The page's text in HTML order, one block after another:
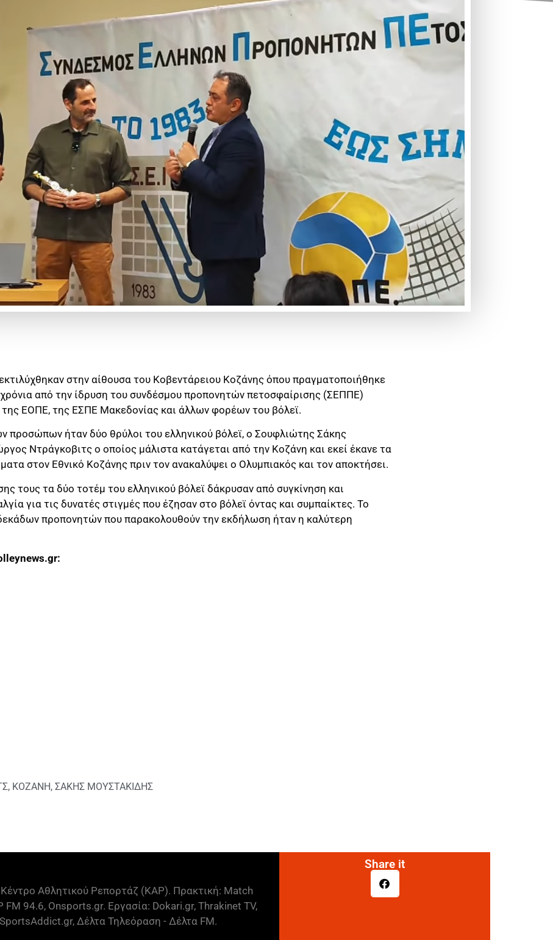
στην αίθουσα του Κοβεντάρειου Κοζάνης όπου πραγματοποιήθηκε
από την ίδρυση του συνδέσμου προπονητών πετοσφαίρισης (ΣΕΠΠΕ)
της ΕΟΠΕ, της ΕΣΠΕ Μακεδονίας και άλλων φορέων του βόλεϊ.
προσώπων ήταν δύο θρύλοι του ελληνικού βόλεϊ, ο Σουφλιώτης Σάκης
Ντράγκοβιτς ο οποίος μάλιστα κατάγεται από την Κοζάνη και εκεί έκανε τα
στον Εθνικό Κοζάνης πριν τον ανακαλύψει ο Ολυμπιακός και τον αποκτήσει.
τους τα δύο τοτέμ του ελληνικού βόλεϊ δάκρυσαν από συγκίνηση και
για τις δυνατές στιγμές που έζησαν στο βόλεϊ όντας και συμπαίκτες. Το
προπονητών που παρακολουθούν την εκδήλωση ήταν η καλύτερη
, ΚΟΖΑΝΗ, ΣΑΚΗΣ ΜΟΥΣΤΑΚΙΔΗΣ
Αθλητικού Ρεπορτάζ (ΚΑΡ). Πρακτική: Match
94.6, Onsports.gr. Εργασία: Dokari.gr, Thrakinet TV,
Δέλτα Τηλεόραση - Δέλτα FM.
Share it